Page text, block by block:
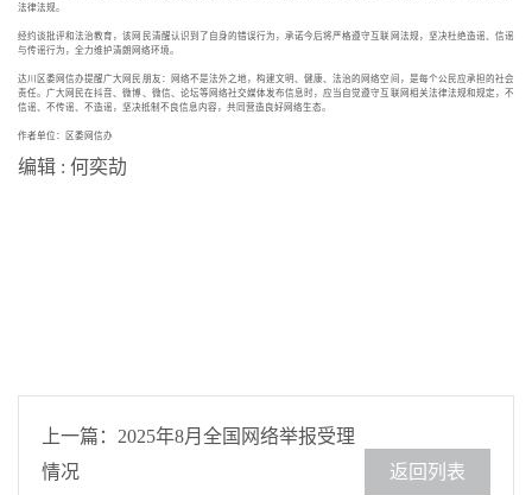
法律法规。
经约谈批评和法治教育，该网民清醒认识到了自身的错误行为，承诺今后将严格遵守互联网法规，坚决杜绝造谣、信谣
与传谣行为，全力维护清朗网络环境。
达川区委网信办提醒广大网民朋友：网络不是法外之地，构建文明、健康、法治的网络空间，是每个公民应承担的社会
责任。广大网民在抖音、微博、微信、论坛等网络社交媒体发布信息时，应当自觉遵守互联网相关法律法规和规定，不
信谣、不传谣、不造谣，坚决抵制不良信息内容，共同营造良好网络生态。
作者单位：区委网信办
编辑 : 何奕劼
上一篇：2025年8月全国网络举报受理
情况
返回列表